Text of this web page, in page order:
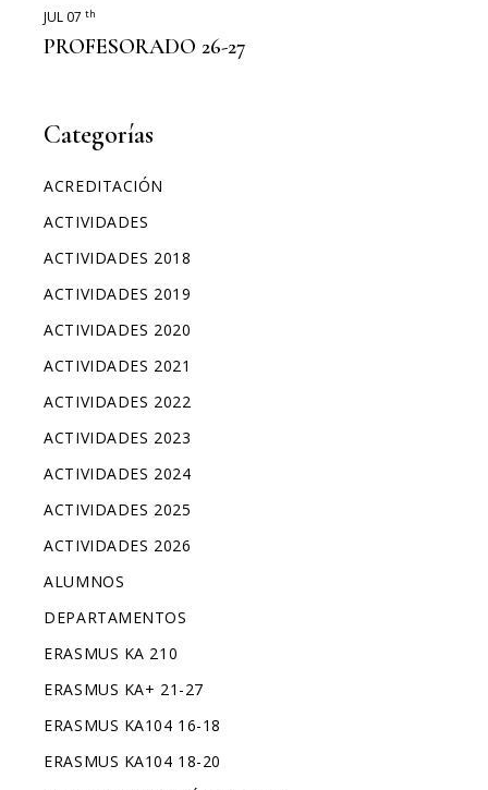
JUL 07 th
PROFESORADO 26-27
Categorías
ACREDITACIÓN
ACTIVIDADES
ACTIVIDADES 2018
ACTIVIDADES 2019
ACTIVIDADES 2020
ACTIVIDADES 2021
ACTIVIDADES 2022
ACTIVIDADES 2023
ACTIVIDADES 2024
ACTIVIDADES 2025
ACTIVIDADES 2026
ALUMNOS
DEPARTAMENTOS
ERASMUS KA 210
ERASMUS KA+ 21-27
ERASMUS KA104 16-18
ERASMUS KA104 18-20